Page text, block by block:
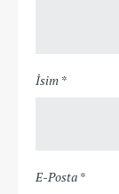
İsim *
E-Posta *